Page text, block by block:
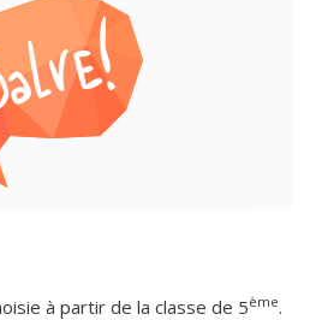
à partir de la classe de 5ème.